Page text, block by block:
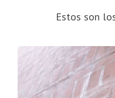
Estos son